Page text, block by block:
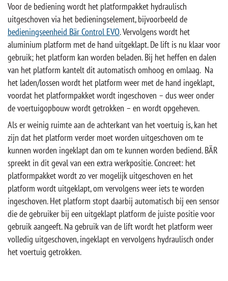
Voor de bediening wordt het platformpakket hydraulisch
uitgeschoven via het bedieningselement, bijvoorbeeld de
bedieningseenheid Bär Control EVO. Vervolgens wordt het
aluminium platform met de hand uitgeklapt. De lift is nu klaar voor
gebruik; het platform kan worden beladen. Bij het heffen en dalen
van het platform kantelt dit automatisch omhoog en omlaag. Na
het laden/lossen wordt het platform weer met de hand ingeklapt,
voordat het platformpakket wordt ingeschoven – dus weer onder
de voertuigopbouw wordt getrokken – en wordt opgeheven.
Als er weinig ruimte aan de achterkant van het voertuig is, kan het
zijn dat het platform verder moet worden uitgeschoven om te
kunnen worden ingeklapt dan om te kunnen worden bediend. BÄR
spreekt in dit geval van een extra werkpositie. Concreet: het
platformpakket wordt zo ver mogelijk uitgeschoven en het
platform wordt uitgeklapt, om vervolgens weer iets te worden
ingeschoven. Het platform stopt daarbij automatisch bij een sensor
die de gebruiker bij een uitgeklapt platform de juiste positie voor
gebruik aangeeft. Na gebruik van de lift wordt het platform weer
volledig uitgeschoven, ingeklapt en vervolgens hydraulisch onder
het voertuig getrokken.